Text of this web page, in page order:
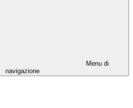
Menu di
navigazione